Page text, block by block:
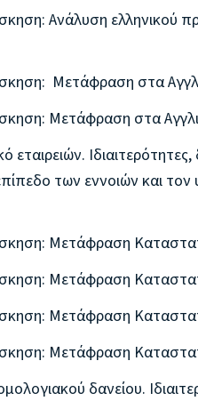
Ανάλυση ελληνικού
Μετάφραση στα
Μετάφραση στα
εταιρειών.
των εννοιών και τον
Μετάφραση
Μετάφραση
Μετάφραση
Μετάφραση
δανείου.